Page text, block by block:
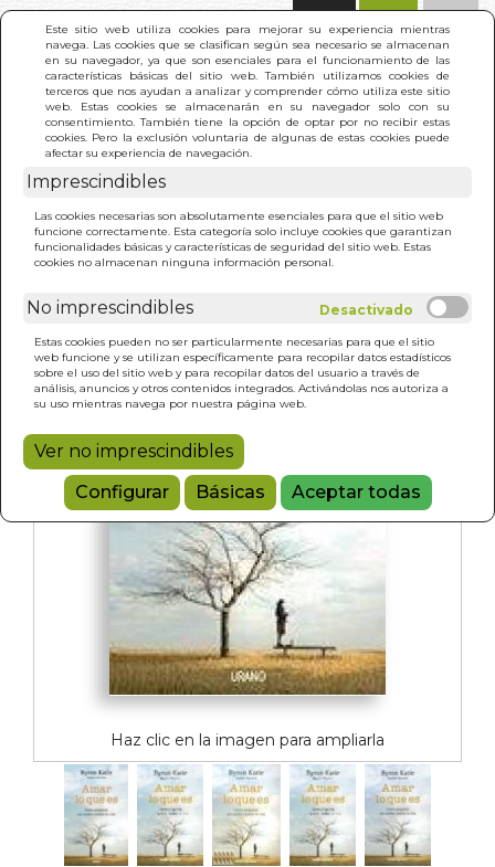
Este sitio web utiliza cookies para mejorar su experiencia mientras
navega. Las cookies que se clasifican según sea necesario se almacenan
en su navegador, ya que son esenciales para el funcionamiento de las
características básicas del sitio web. También utilizamos cookies de
terceros que nos ayudan a analizar y comprender cómo utiliza este sitio
web. Estas cookies se almacenarán en su navegador solo con su
consentimiento. También tiene la opción de optar por no recibir estas
cookies. Pero la exclusión voluntaria de algunas de estas cookies puede
afectar su experiencia de navegación.
Imprescindibles
Las cookies necesarias son absolutamente esenciales para que el sitio web
funcione correctamente. Esta categoría solo incluye cookies que garantizan
funcionalidades básicas y características de seguridad del sitio web. Estas
cookies no almacenan ninguna información personal.
No imprescindibles
Estas cookies pueden no ser particularmente necesarias para que el sitio
web funcione y se utilizan específicamente para recopilar datos estadísticos
sobre el uso del sitio web y para recopilar datos del usuario a través de
análisis, anuncios y otros contenidos integrados. Activándolas nos autoriza a
su uso mientras navega por nuestra página web.
Ver no imprescindibles
Configurar
Básicas Aceptar todas
INICIO > AMAR LO QUE ES (B4P)
Haz clic en la imagen para ampliarla